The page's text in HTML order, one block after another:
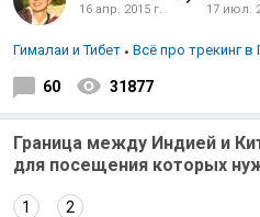
16 апр. 2015 г. 17 июл.
Гималаи и Тибет Всё про трекинг в
60 31877
Граница между Индией и
для посещения которых
1 2